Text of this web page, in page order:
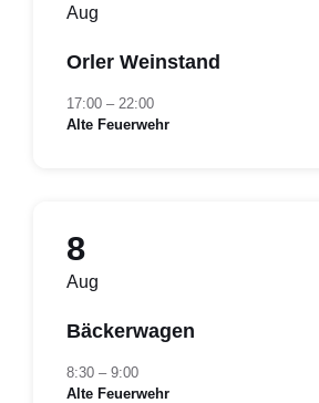
Aug
Orler Weinstand
17:00 – 22:00
Alte Feuerwehr
8
Aug
Bäckerwagen
8:30 – 9:00
Alte Feuerwehr